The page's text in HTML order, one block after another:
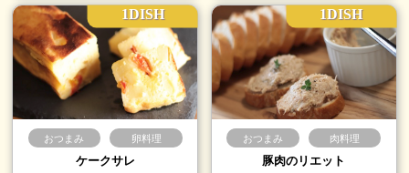
1DISH
おつまみ 卵料理
ケークサレ
1DISH
おつまみ 肉料理
豚肉のリエット